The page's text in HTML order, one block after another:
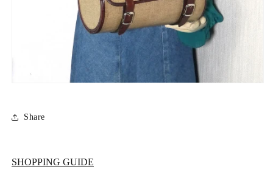
Share
SHOPPING GUIDE